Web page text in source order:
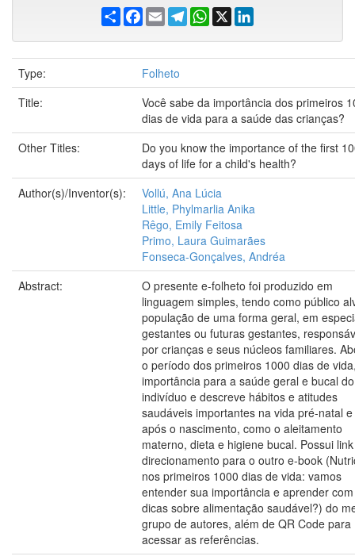
ShareFacebook
EmailTelegramWhatsApp
X
Type:
Folheto
Title:
Você sabe da importância dos primeiros
dias de vida para a saúde das crianças?
Other Titles:
Do you know the importance of the first
days of life for a child's health?
Author(s)/Inventor(s):
Vollú, Ana Lúcia
Little, Phylmarlia Anika
Rêgo, Emily Feitosa
Primo, Laura Guimarães
Fonseca-Gonçalves, Andréa
Abstract:
O presente e-folheto foi produzido em
linguagem simples, tendo como público
população de uma forma geral, em
gestantes ou futuras gestantes,
por crianças e seus núcleos familiares.
o período dos primeiros 1000 dias de
importância para a saúde geral e bucal do
indivíduo e descreve hábitos e atitudes
saudáveis importantes na vida pré-natal e
após o nascimento, como o aleitamento
materno, dieta e higiene bucal. Possui
direcionamento para o outro e-book
nos primeiros 1000 dias de vida: vamos
entender sua importância e aprender
dicas sobre alimentação saudável?) do
grupo de autores, além de QR Code para
acessar as referências.